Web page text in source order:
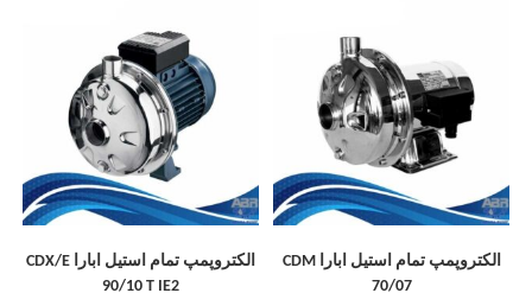
الکتروپمپ تمام استیل ابارا CDM
70/07
الکتروپمپ تمام استیل ابارا CDX/E
90/10 T IE2